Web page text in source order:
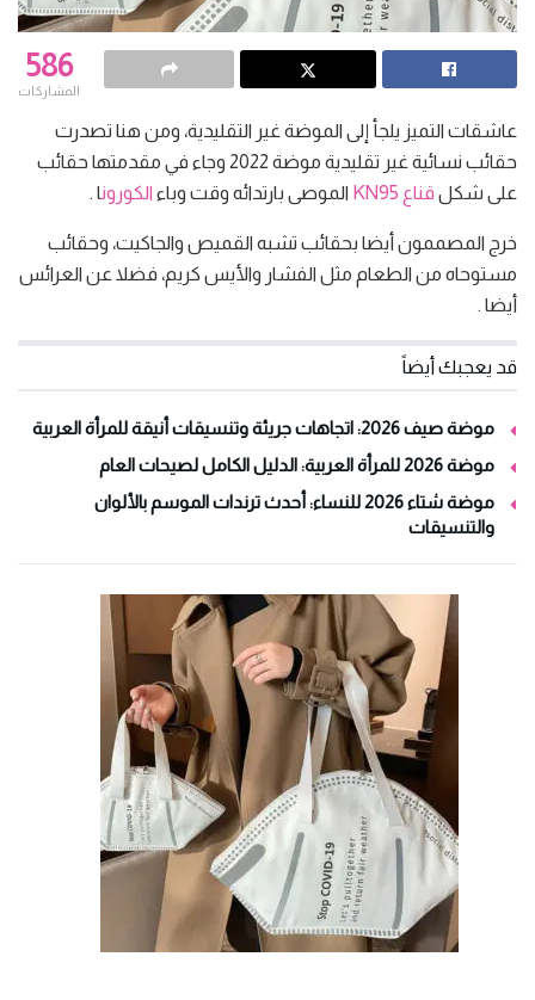
586
المشاركات
عاشقات التميز يلجأ إلى الموضة غير التقليدية، ومن هنا تصدرت
حقائب نسائية غير تقليدية موضة 2022 وجاء في مقدمتها حقائب
على شكل قناع KN95 الموصى بارتدائه وقت وباء الكورونا .
خرج المصممون أيضا بحقائب تشبه القميص والجاكيت، وحقائب
مستوحاه من الطعام مثل الفشار والأيس كريم، فضلا عن العرائس
أيضا .
قد يعجبك أيضاً
موضة صيف 2026: اتجاهات جريئة وتنسيقات أنيقة للمرأة العربية
موضة 2026 للمرأة العربية: الدليل الكامل لصيحات العام
موضة شتاء 2026 للنساء: أحدث ترندات الموسم بالألوان
والتنسيقات